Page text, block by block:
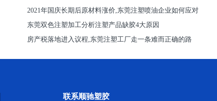
2021年国庆长期后原材料涨价,东莞注塑喷油企业如何应对
东莞双色注塑加工分析注塑产品缺胶4大原因
房产税落地进入议程,东莞注塑工厂走一条难而正确的路
联系顺驰塑胶